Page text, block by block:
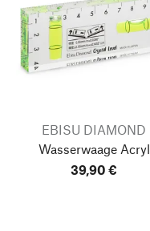
EBISU DIAMOND
Wasserwaage Acryl
39,90 €